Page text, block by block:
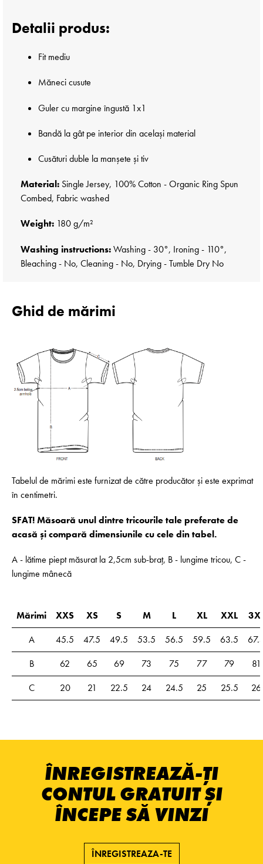
Detalii produs:
Fit mediu
Măneci cusute
Guler cu margine îngustă 1x1
Bandă la gât pe interior din același material
Cusături duble la manșete și tiv
Material: Single Jersey, 100% Cotton - Organic Ring Spun
Combed, Fabric washed
Weight: 180 g/m²
Washing instructions:Washing - 30°, Ironing - 110°,
Bleaching - No, Cleaning - No, Drying - Tumble Dry No
Ghid de mărimi
Tabelul de mărimi este furnizat de către producător și este exprimat
în centimetri.
SFAT! Măsoară unul dintre tricourile tale preferate de
acasă și compară dimensiunile cu cele din tabel.
A - lătime piept măsurat la 2,5cm sub-braț, B - lungime tricou, C -
lungime mânecă
Mărimi XXS XS S M L XL XXL
A
45.5 47.5 49.5 53.5 56.5 59.5 63.5
B
62 65 69 73 75 77 79
81
C
20 21 22.5 24 24.5 25 25.5 26
ÎNREGISTREAZĂ-ȚI
CONTUL GRATUIT ȘI
ÎNCEPE SĂ VINZI
ÎNREGISTREAZA-TE